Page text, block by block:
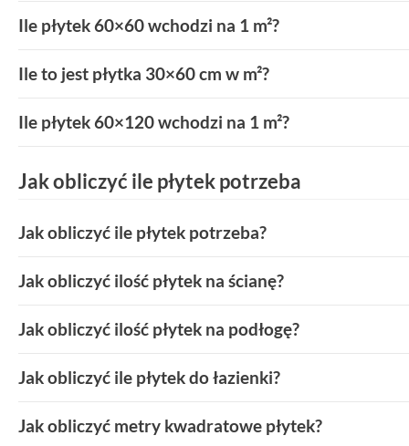
Ile płytek 60×60 wchodzi na 1 m²?
Ile to jest płytka 30×60 cm w m²?
Ile płytek 60×120 wchodzi na 1 m²?
Jak obliczyć ile płytek potrzeba
Jak obliczyć ile płytek potrzeba?
Jak obliczyć ilość płytek na ścianę?
Jak obliczyć ilość płytek na podłogę?
Jak obliczyć ile płytek do łazienki?
Jak obliczyć metry kwadratowe płytek?